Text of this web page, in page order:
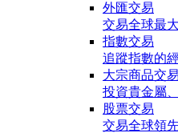
外匯交易
交易全球最
指數交易
追蹤指數的
大宗商品交易
投資貴金屬
股票交易
交易全球領